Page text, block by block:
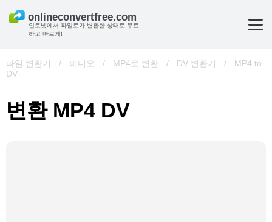
인토넷에서 파일로가 변환한 상태로 무료
하고 빠르게!
파일 변환기 / 비디오 / MP4로 변환 / DV 변환기 /
MP4 to
DV
변환 MP4 DV